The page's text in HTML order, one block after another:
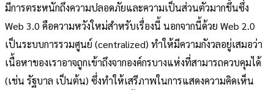
มีการตระหนักถึงความปลอดภัยและความเป็นส่วนตัวมากขึ้นซึ่ง
Web 3.0 คือความหวังใหม่สำหรับเรื่องนี้ นอกจากนี้ด้วย Web 2.0
เป็นระบบการรวมศูนย์ (centralized) ทำให้มีความกังวลอยู่เสมอว่า
เนื้อหาของเราอาจถูกเข้าถึงจากองค์กรบางแห่งที่สามารถควบคุมได้
(เช่น รัฐบาล เป็นต้น) ซึ่งทำให้เสรีภาพในการแสดงความคิดเห็น